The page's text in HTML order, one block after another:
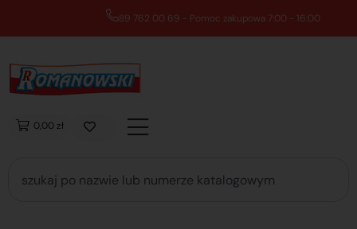
89 762 00 69 - Pomoc zakupowa 7:00 - 16:00
0,00 zł